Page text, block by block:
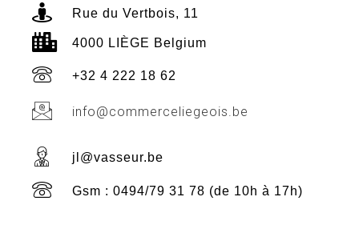
Rue du Vertbois, 11
4000 LIÈGE Belgium
+32 4 222 18 62
info@commerceliegeois.be
jl@vasseur.be
Gsm : 0494/79 31 78 (de 10h à 17h)